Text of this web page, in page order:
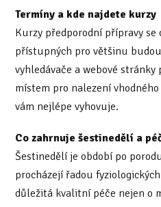
Termíny a kde najdete kurzy
Kurzy předporodní přípravy
přístupných pro většinu
vyhledávače a webové stránky
místem pro nalezení
vám nejlépe vyhovuje.
Co zahrnuje šestinedělí a
Šestinedělí je období po
procházejí řadou
důležitá kvalitní péče nejen o